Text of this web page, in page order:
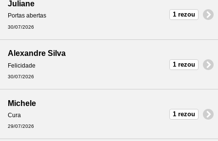
Juliane
Portas abertas
30/07/2026
1 rezou
Alexandre Silva
Felicidade
30/07/2026
1 rezou
Michele
Cura
29/07/2026
1 rezou